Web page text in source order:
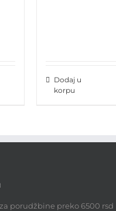
Dodaj u
korpu
porudžbine preko 6500 rsd